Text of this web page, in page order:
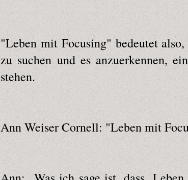
"Leben mit Focusing" bedeutet
zu suchen und es anzuerkennen,
stehen.
Ann Weiser Cornell: "Leben mit